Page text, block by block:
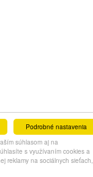
Podrobné nastavenia
súhlasom aj na
s využívaním cookies a
reklamy na sociálnych sieťach,